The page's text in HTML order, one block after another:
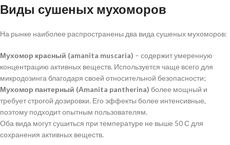
Виды сушеных мухоморов
На рынке наиболее распространены два вида сушеных мухоморов:
Мухомор красный (amanita muscaria) – содержит умеренную
концентрацию активных веществ. Используется чаще всего для
микродозинга благодаря своей относительной безопасности;
Мухомор пантерный (Amanita pantherina) более мощный и
требует строгой дозировки. Его эффекты более интенсивные,
поэтому подходит опытным пользователям.
Оба вида могут сушиться при температуре не выше 50 С для
сохранения активных веществ.